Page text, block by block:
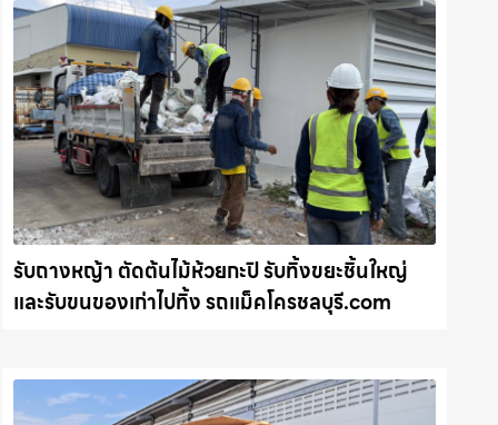
รับถางหญ้า ตัดต้นไม้ห้วยกะปิ รับทิ้งขยะชิ้นใหญ่
และรับขนของเก่าไปทิ้ง รถแม็คโครชลบุรี.com